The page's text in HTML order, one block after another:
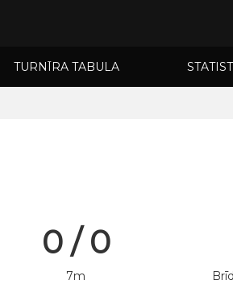
TURNĪRA TABULA
0 / 0
7m